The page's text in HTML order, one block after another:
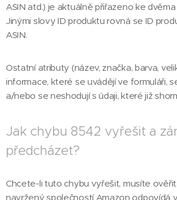
ASIN atd.) je aktuálně přiřazeno ke
Jinými slovy ID produktu rovná se ID
ASIN.
Ostatní atributy (název, značka, barva,
informace, které se uvádějí ve formuláři,
a/nebo se neshodují s údaji, které již
Jak chybu 8542 vyřešit a
předcházet?
Chcete-li tuto chybu vyřešit, musíte
navržený společností Amazon odpovídá